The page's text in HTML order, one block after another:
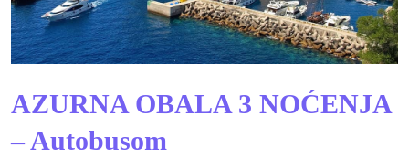
AZURNA OBALA 3 NOĆENJA
– Autobusom